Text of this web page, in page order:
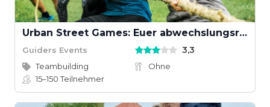
Urban Street Games: Euer abwechslungsreiches Teamevent
Guiders Events 3,3
Teambuilding
Ohne
15–150Teilnehmer